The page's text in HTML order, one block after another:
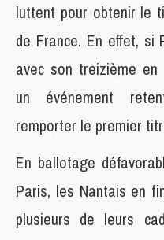
luttent pour obtenir le
de France. En effet, si
avec son treizième
un événement
remporter le premier
En ballotage
Paris, les Nantais en
plusieurs de leurs